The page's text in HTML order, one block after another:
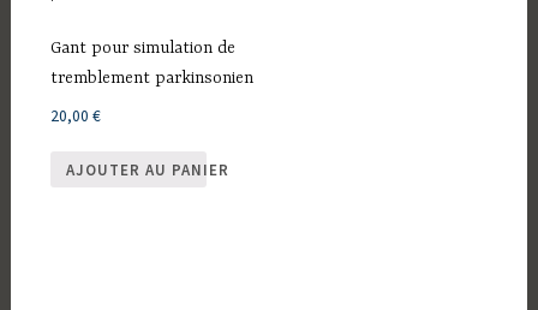
Gant pour simulation de
tremblement parkinsonien
20,00 €
AJOUTER AU PANIER